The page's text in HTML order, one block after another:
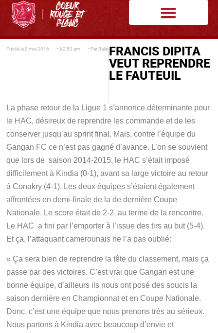
Publié le 8 mai 2016 • à 2:50 am • Par Balla FRANCIS DIPITA
VEUT REPRENDRE
LE FAUTEUIL
La phase retour de la Ligue 1 s’annonce déterminante pour
le HAC, désireux de reprendre les commande et de les
conserver jusqu’au sprint final. Mais, contre l’équipe du
Gangan FC ce n’est pas gagné d’avance. L’on se souvient
que lors de saison 2014-2015, le HAC s’était imposé
difficilement à Kindia (0-1), avant sa large victoire au retour
à Conakry (4-1). Les deux équipes s’étaient également
affrontées en demi-finale de la de dernière Coupe
Nationale. Le score était de 2-2, au terme de la rencontre.
Le HAC a fini par l’emporter à l’issue des tirs au but (5-4).
Et ça, l’attaquant camerounais ne l’a pas oublié:
« Ça sera bien de reprendre la tête du classement, mais ça
passe par des victoires. C’est vrai que Gangan est une
bonne équipe, d’ailleurs ils nous ont posé des soucis la
saison dernière en Championnat et en Coupe Nationale.
Donc, c’est une équipe que nous prenons très au sérieux.
Nous partons à Kindia avec beaucoup d’envie et